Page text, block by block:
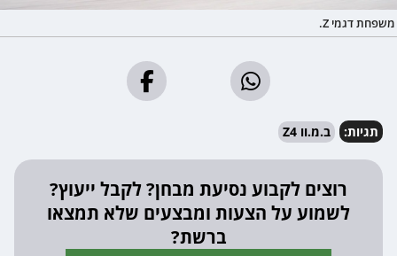
משפחת דגמי Z.
תגיות: ב.מ.וו Z4
רוצים לקבוע נסיעת מבחן? לקבל ייעוץ?
לשמוע על הצעות ומבצעים שלא תמצאו
ברשת?